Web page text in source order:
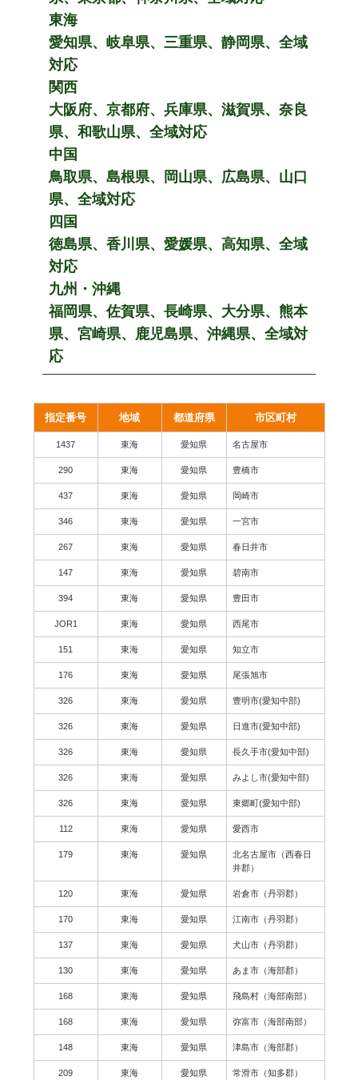
東海
愛知県、岐阜県、三重県、静岡県、全域
対応
関西
大阪府、京都府、兵庫県、滋賀県、奈良
県、和歌山県、全域対応
中国
鳥取県、島根県、岡山県、広島県、山口
県、全域対応
四国
徳島県、香川県、愛媛県、高知県、全域
対応
九州・沖縄
福岡県、佐賀県、長崎県、大分県、熊本
県、宮崎県、鹿児島県、沖縄県、全域対
応
指定番号 地域 都道府県 市区町村
1437 東海 愛知県 名古屋市
290 東海 愛知県 豊橋市
437 東海 愛知県 岡崎市
346 東海 愛知県 一宮市
267 東海 愛知県 春日井市
147 東海 愛知県 碧南市
394 東海 愛知県 豊田市
JOR1 東海 愛知県 西尾市
151 東海 愛知県 知立市
176 東海 愛知県 尾張旭市
326 東海 愛知県 豊明市(愛知中部)
326 東海 愛知県 日進市(愛知中部)
326 東海 愛知県 長久手市(愛知中部)
326 東海 愛知県 みよし市(愛知中部)
326 東海 愛知県 東郷町(愛知中部)
112 東海 愛知県 愛西市
179 東海 愛知県
北名古屋市（西春日
井郡）
120 東海 愛知県 岩倉市（丹羽郡）
170 東海 愛知県 江南市（丹羽郡）
137 東海 愛知県 犬山市（丹羽郡）
130 東海 愛知県 あま市（海部郡）
168 東海 愛知県 飛島村（海部南部）
168 東海 愛知県 弥富市（海部南部）
148 東海 愛知県 津島市（海部郡）
209 東海 愛知県 常滑市（知多郡）